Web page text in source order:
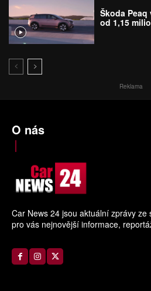
Škoda
od 1,15
Reklama
O nás
Car News 24 jsou aktuální zprávy
pro vás nejnovější informace,